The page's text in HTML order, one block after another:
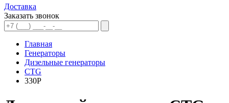
Доставка
Заказать звонок
Главная
Генераторы
Дизельные генераторы
CTG
330P